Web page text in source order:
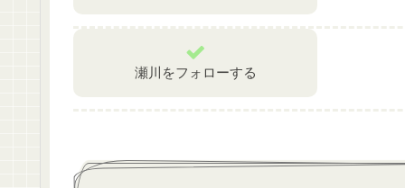
瀬川をフォローする